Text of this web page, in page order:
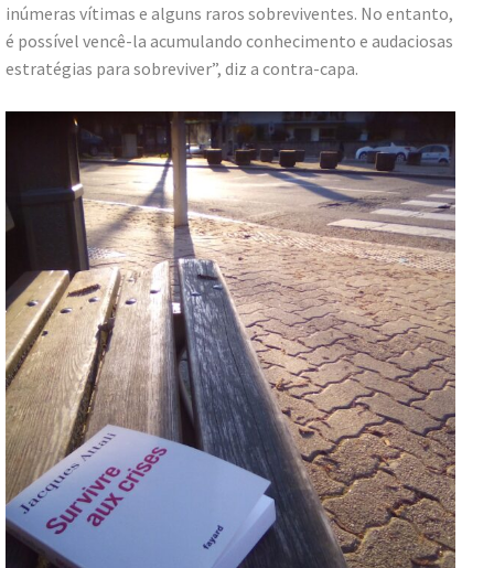
inúmeras vítimas e alguns raros sobreviventes. No entanto,
é possível vencê-la acumulando conhecimento e audaciosas
estratégias para sobreviver”, diz a contra-capa.